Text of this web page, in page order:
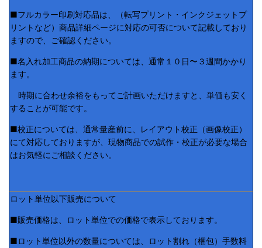
■フルカラー印刷対応品は、（転写プリント・インクジェットプ
リントなど）商品詳細ページに対応の可否について記載しており
ますので、ご確認ください。
■名入れ加工商品の納期については、通常１０日〜３週間かかり
ます。
時期に合わせ余裕をもってご計画いただけますと、単価も安く
することが可能です。
■校正については、通常量産前に、レイアウト校正（画像校正）
にて対応しておりますが、現物商品での試作・校正が必要な場合
はお気軽にご相談ください。
ロット単位以下販売について
■販売価格は、ロット単位での価格で表示しております。
■ロット単位以外の数量については、ロット割れ（梱包）手数料